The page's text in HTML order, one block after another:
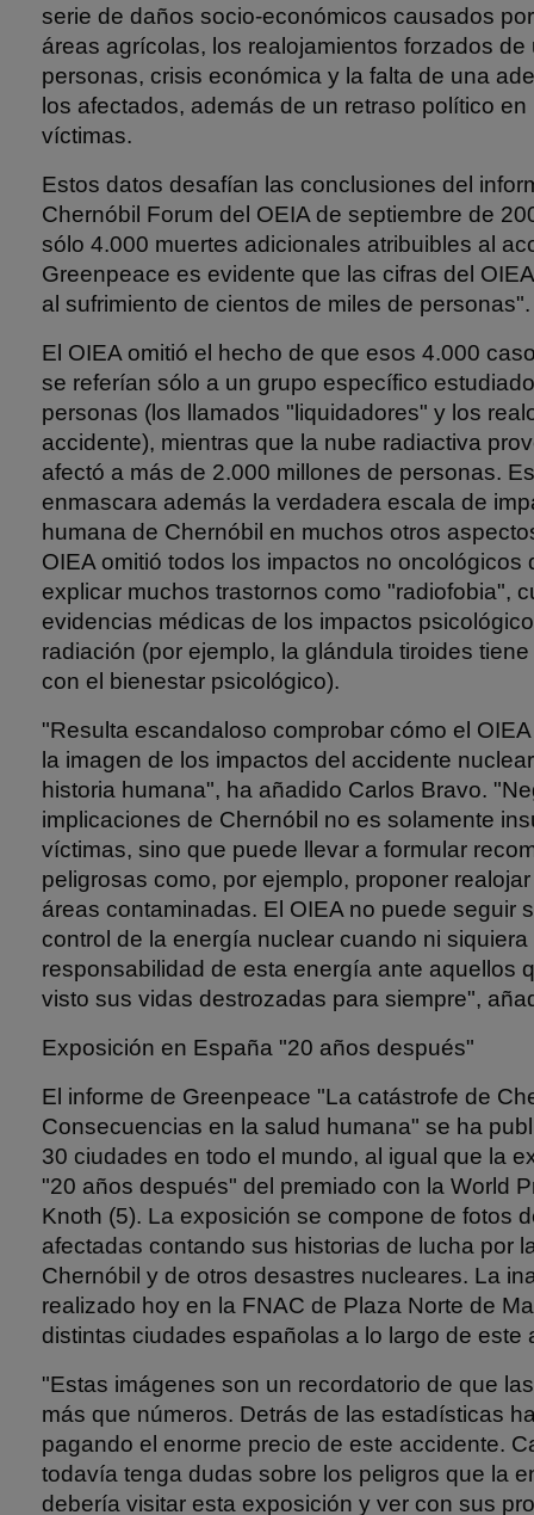
serie de daños socio-económicos causados
áreas agrícolas, los realojamientos forzados
personas, crisis económica y la falta de una
los afectados, además de un retraso político
víctimas.
Estos datos desafían las conclusiones del
Chernóbil Forum del OEIA de septiembre de
sólo 4.000 muertes adicionales atribuibles al
Greenpeace es evidente que las cifras del
al sufrimiento de cientos de miles de personas".
El OIEA omitió el hecho de que esos 4.000
se referían sólo a un grupo específico
personas (los llamados "liquidadores" y los
accidente), mientras que la nube radiactiva
afectó a más de 2.000 millones de personas.
enmascara además la verdadera escala de
humana de Chernóbil en muchos otros
OIEA omitió todos los impactos no oncológicos
explicar muchos trastornos como "radiofobia",
evidencias médicas de los impactos
radiación (por ejemplo, la glándula tiroides
con el bienestar psicológico).
"Resulta escandaloso comprobar cómo el
la imagen de los impactos del accidente
historia humana", ha añadido Carlos Bravo.
implicaciones de Chernóbil no es solamente
víctimas, sino que puede llevar a formular
peligrosas como, por ejemplo, proponer
áreas contaminadas. El OIEA no puede seguir
control de la energía nuclear cuando ni
responsabilidad de esta energía ante aquellos
visto sus vidas destrozadas para siempre",
Exposición en España "20 años después"
El informe de Greenpeace "La catástrofe de
Consecuencias en la salud humana" se ha
30 ciudades en todo el mundo, al igual que la
"20 años después" del premiado con la World
Knoth (5). La exposición se compone de fotos
afectadas contando sus historias de lucha por
Chernóbil y de otros desastres nucleares. La
realizado hoy en la FNAC de Plaza Norte de
distintas ciudades españolas a lo largo de este
"Estas imágenes son un recordatorio de que
más que números. Detrás de las estadísticas
pagando el enorme precio de este accidente.
todavía tenga dudas sobre los peligros que la
debería visitar esta exposición y ver con sus